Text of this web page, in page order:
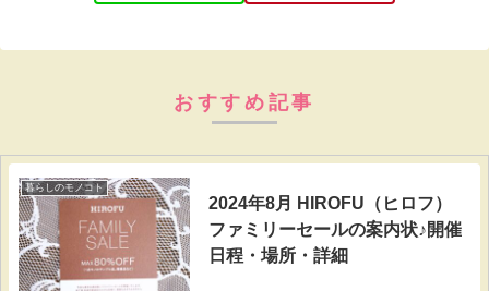
おすすめ記事
暮らしのモノコト
2024年8月 HIROFU（ヒロフ）
ファミリーセールの案内状♪開催
日程・場所・詳細